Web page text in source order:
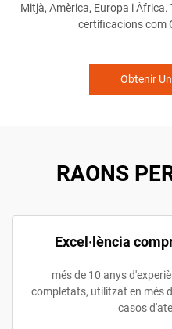
Mitjà, Amèrica, Europa i
certificacions com
Obtenir
RAONS
Excel·lència
més de 10 anys
completats, utilitzat en més
casos